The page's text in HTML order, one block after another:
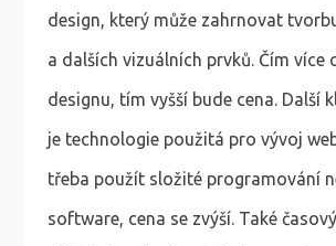
design, který může zahrnovat
a dalších vizuálních prvků. Čím více
designu, tím vyšší bude cena. Další
je technologie použitá pro vývoj
třeba použít složité programování
software, cena se zvýší. Také